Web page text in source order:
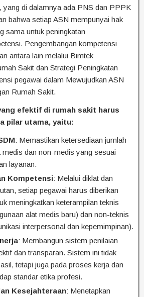
yang di dalamnya ada PNS dan PPPK
bahwa setiap ASN mempunyai hak
sama untuk peningkatan
Pengembangan kompetensi
antara lain melalui Bimtek
Sakit dan Strategi Peningkatan
pegawai dalam Mewujudkan ASN
Rumah Sakit.
efektif di rumah sakit harus
pilar utama, yaitu:
: Memastikan ketersediaan jumlah
medis dan non-medis yang sesuai
layanan.
Kompetensi: Melalui diklat dan
setiap pegawai harus diberikan
meningkatkan keterampilan teknis
alat medis baru) dan non-teknis
interpersonal dan kepemimpinan).
: Membangun sistem penilaian
dan transparan. Sistem ini tidak
tetapi juga pada proses kerja dan
standar etika profesi.
Kesejahteraan: Menetapkan